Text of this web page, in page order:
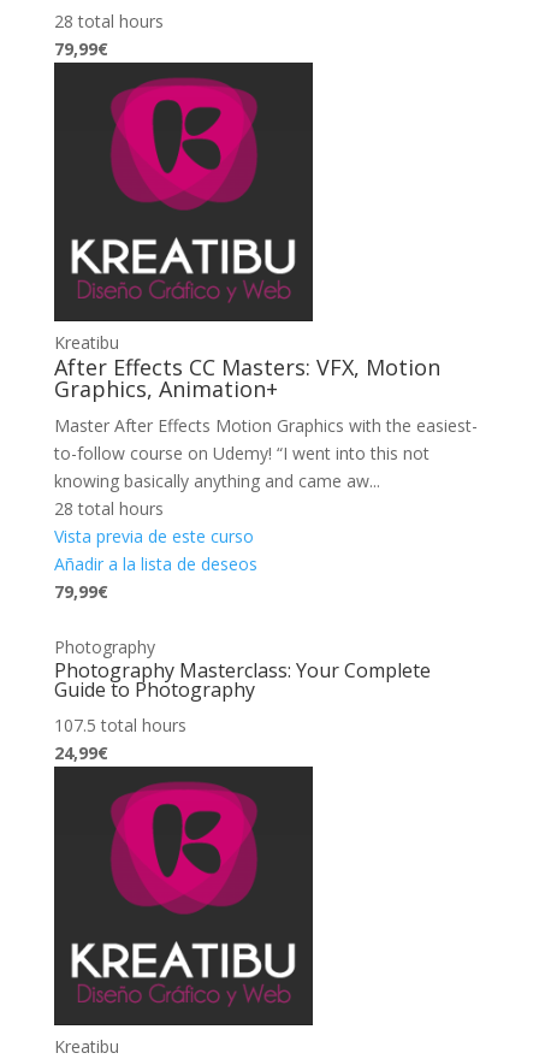
28 total hours
79,99€
Kreatibu
After Effects CC Masters: VFX, Motion
Graphics, Animation+
Master After Effects Motion Graphics with the easiest-
to-follow course on Udemy! “I went into this not
knowing basically anything and came aw...
28 total hours
Vista previa de este curso
Añadir a la lista de deseos
79,99€
Photography
Photography Masterclass: Your Complete
Guide to Photography
107.5 total hours
24,99€
Kreatibu